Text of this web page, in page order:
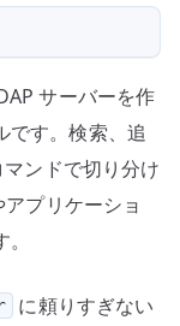
サーバーを作
です。検索、追
ンドで切り分け
プリケーショ
に頼りすぎない